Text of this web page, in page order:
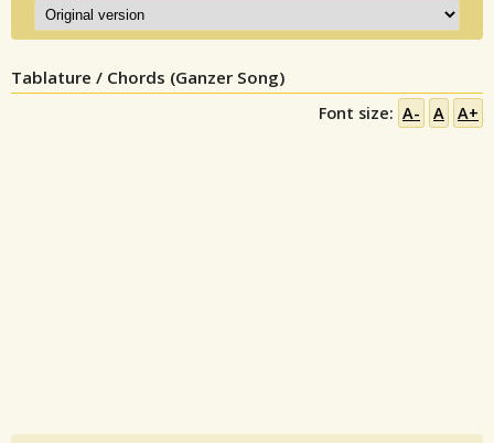
Tablature / Chords (Ganzer Song)
Font size: A- A A+